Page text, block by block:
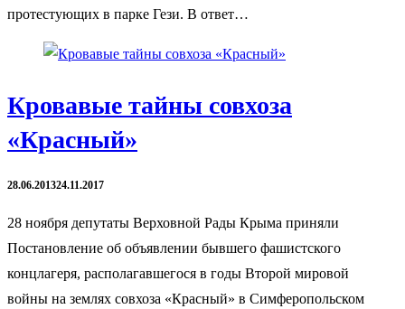
протестующих в парке Гези. В ответ…
Кровавые тайны совхоза
«Красный»
28.06.201324.11.2017
28 ноября депутаты Верховной Рады Крыма приняли
Постановление об объявлении бывшего фашистского
концлагеря, располагавшегося в годы Второй мировой
войны на землях совхоза «Красный» в Симферопольском